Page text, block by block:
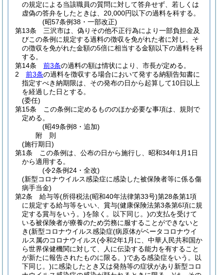
の規定による当該職員の質問に対して答弁せず、若しくは
虚偽の答弁をしたときは、20,000円以下の過料を科する。
(昭57条例38・一部改正)
第13条
三沢市は、偽りその他不正行為により一部負担金及
びこの条例に規定する過料の徴収を免がれた者に対し、そ
の徴収を免がれた金額の5倍に相当する金額以下の過料を科
する。
第14条
前3条の過料の額は情状により、市長が定める。
2
前3条の過料を徴収する場合において発する納額告知書に
指定すべき納期限は、その発布の日から起算して10日以上
を経過した日とする。
(委任)
第15条
この条例に定めるもののほか必要な事項は、規則で
定める。
(昭49条例8・追加)
附 則
(施行期日)
第1条
この条例は、公布の日から施行し、昭和34年1月1日
から適用する。
(令2条例24・全改)
(新型コロナウイルス感染症に感染した被保険者等に係る傷
病手当金)
第2条
給与等(所得税法(昭和40年法律第33号)第28条第1項
に規定する給与等をいい、賞与(健康保険法第3条第6項に規
定する賞与をいう。)を除く。以下同じ。)の支払を受けて
いる被保険者が療養のため労務に服することができないと
き(新型コロナウイルス感染症(病原体がベータコロナウイ
ルス属のコロナウイルス(令和2年1月に、中華人民共和国か
ら世界保健機関に対して、人に伝染する能力を有すること
が新たに報告されたものに限る。)である感染症をいう。以
下同じ。)に感染したとき又は発熱等の症状があり新型コロ